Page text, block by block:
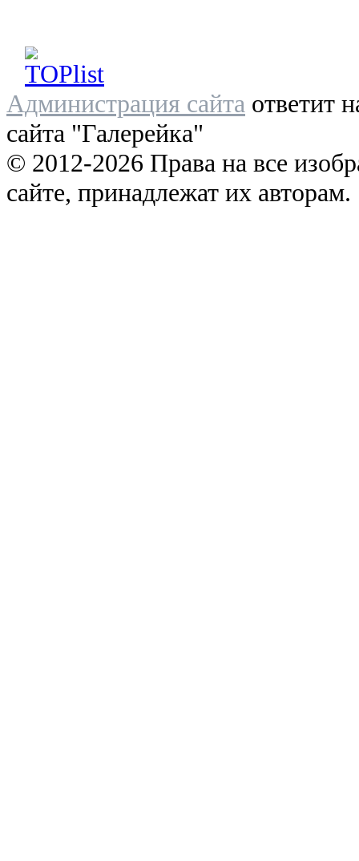
Администрация сайта ответит
сайта "Галерейка"
© 2012-2026 Права на все
сайте, принадлежат их авторам.